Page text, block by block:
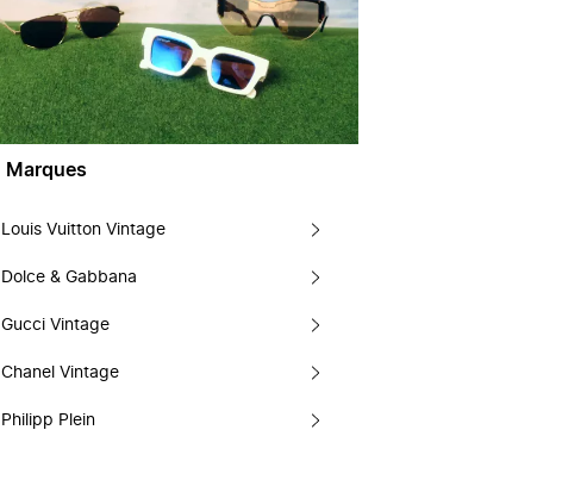
Marques
Louis Vuitton Vintage
Dolce & Gabbana
Gucci Vintage
Chanel Vintage
Philipp Plein